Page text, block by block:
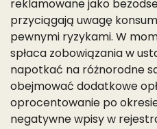
reklamowane jako
przyciągają uwagę
pewnymi ryzykami. W
spłaca zobowiązania w
napotkać na różnorodne
obejmować dodatkowe
oprocentowanie po
negatywne wpisy w